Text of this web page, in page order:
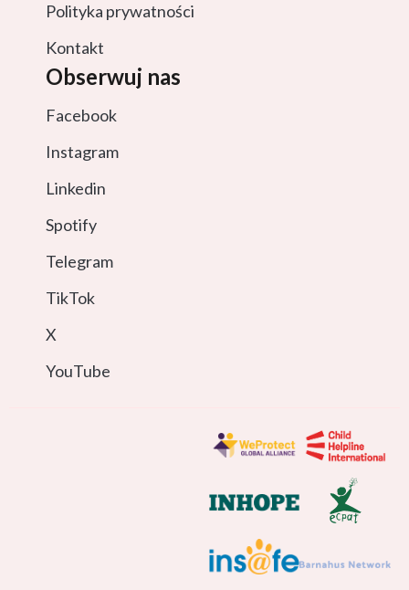
Polityka prywatności
Kontakt
Obserwuj nas
Facebook
Instagram
Linkedin
Spotify
Telegram
TikTok
X
YouTube